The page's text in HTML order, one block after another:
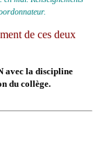
de ces deux
avec la discipline
du collège.